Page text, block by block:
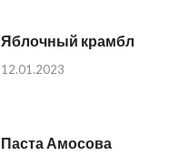
Яблочный крамбл
12.01.2023
Паста Амосова